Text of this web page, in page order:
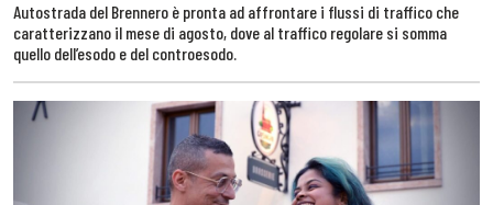
Autostrada del Brennero è pronta ad affrontare i flussi di traffico che
caratterizzano il mese di agosto, dove al traffico regolare si somma
quello dell’esodo e del controesodo.